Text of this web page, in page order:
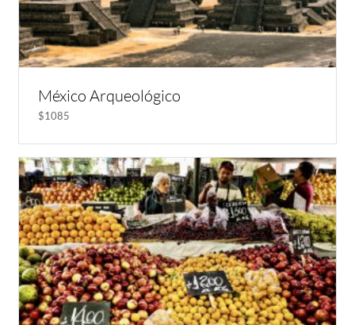
México Arqueológico
$1085